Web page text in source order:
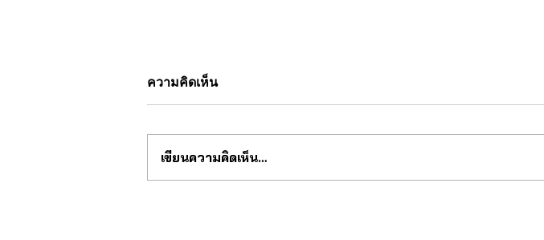
ความคิดเห็น
เขียนความคิดเห็น…